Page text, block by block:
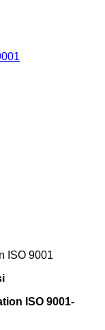
ISO 9001
ISO 9001-